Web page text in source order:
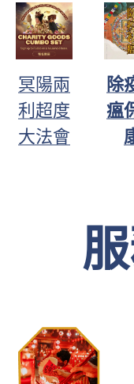
冥陽兩
利超度
大法會
除
瘟